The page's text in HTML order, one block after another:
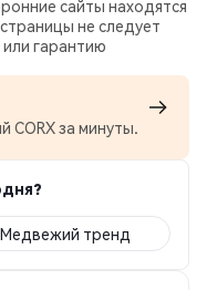
сайты находятся
не следует
гарантию
CORX за минуты.
Медвежий тренд